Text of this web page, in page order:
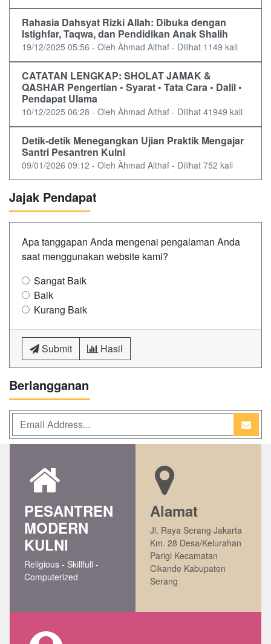
Rahasia Dahsyat Rizki Allah: Dibuka dengan
Istighfar, Taqwa, dan Pendidikan Anak Shalih
19/12/2025 05:56 - Oleh Àhmad Althaf - Dilihat 1149 kali
CATATAN LENGKAP: SHOLAT JAMAK &
QASHAR Pengertian • Syarat • Tata Cara • Dalil •
Pendapat Ulama
10/12/2025 06:28 - Oleh Àhmad Althaf - Dilihat 41949 kali
Detik-detik Menegangkan Ujian Praktik Mengajar
Santri Pesantren Kulni
09/01/2026 09:12 - Oleh Àhmad Althaf - Dilihat 752 kali
Jajak Pendapat
Apa tanggapan Anda mengenai pengalaman Anda
saat menggunakan website kami?
Sangat Baik
Baik
Kurang Baik
Submit Hasil
Berlangganan
PESANTREN
MODERN
KULNI
Religious - Skillfull -
Computerized
Alamat
Jl. Raya Serang Jakarta
Km. 28 Desa/Kelurahan
Parigi Kecamatan
Cikande Kabupaten
Serang